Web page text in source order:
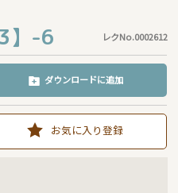
】-6 レクNo.0002612
ダウンロードに追加
お気に入り登録